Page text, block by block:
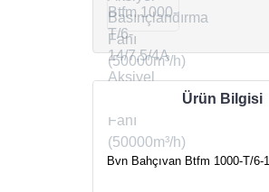
Ürün Bilgisi
Bvn Bahçıvan Btfm 1000-T/6-